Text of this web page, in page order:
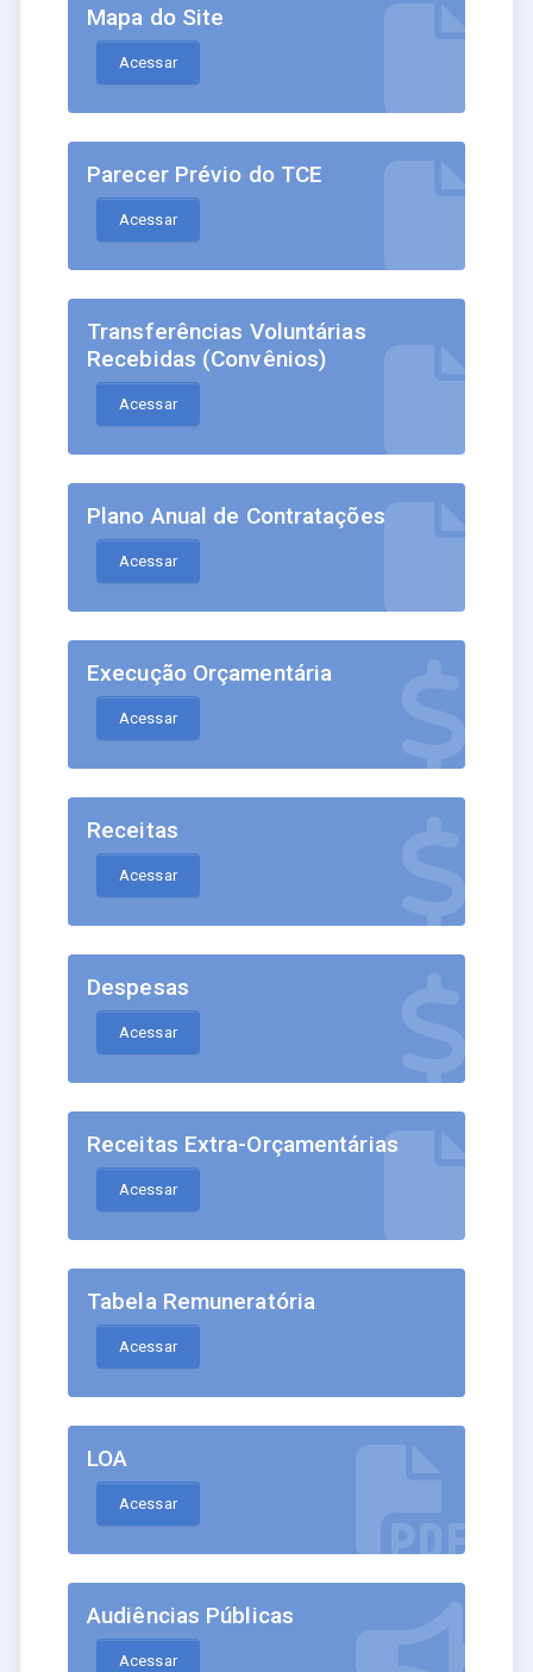
Mapa do Site
Acessar
Parecer Prévio do TCE
Acessar
Transferências Voluntárias
Recebidas (Convênios)
Acessar
Plano Anual de Contratações
Acessar
Execução Orçamentária
Acessar
Receitas
Acessar
Despesas
Acessar
Receitas Extra-Orçamentárias
Acessar
Tabela Remuneratória
Acessar
LOA
Acessar
Audiências Públicas
Acessar